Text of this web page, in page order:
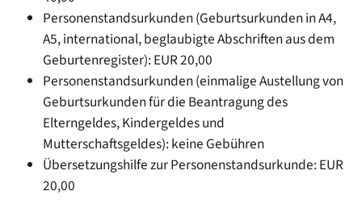
Personenstandsurkunden (Geburtsurkunden in A4,
A5, international, beglaubigte Abschriften aus dem
Geburtenregister): EUR 20,00
Personenstandsurkunden (einmalige Austellung von
Geburtsurkunden für die Beantragung des
Elterngeldes, Kindergeldes und
Mutterschaftsgeldes): keine Gebühren
Übersetzungshilfe zur Personenstandsurkunde: EUR
20,00